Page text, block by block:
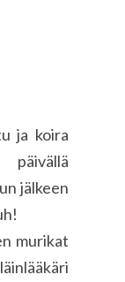
ja koira
jälkeen
murikat